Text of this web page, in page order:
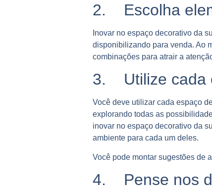
2. Escolha
Inovar no espaço decorativo da
disponibilizando para venda. Ao
combinações para atrair a
3. Utilize cada
Você deve utilizar cada espaço
explorando todas as
inovar no espaço decorativo da
ambiente para cada um deles.
Você pode montar sugestões de
4. Pense nos